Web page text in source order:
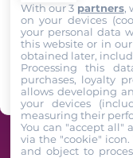
Rejoignez nous sur
Suivez-Nous
GrowLED - Équipe de
With our 3 partners,
on your devices
your personal data
this website or in
obtained later,
Processing this
purchases, loyalty
allows developing
your devices
measuring their
You can "accept all"
via the "cookie" icon
and object to